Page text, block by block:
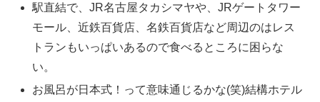
駅直結で、JR名古屋タカシマヤや、JRゲートタワー
モール、近鉄百貨店、名鉄百貨店など周辺のはレス
トランもいっぱいあるので食べるところに困らな
い。
お風呂が日本式！って意味通じるかな(笑)結構ホテル